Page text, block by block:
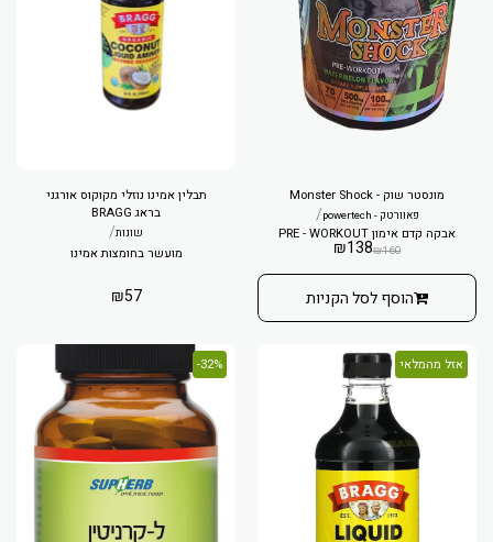
מונסטר שוק - Monster Shock
פאוורטק - powertech /
אבקה קדם אימון PRE - WORKOUT
₪160
₪138
הוסף לסל הקניות
תבלין אמינו נוזלי מקוקוס אורגני
בראג BRAGG
שונות/
מועשר בחומצות אמינו
₪57
אזל מהמלאי 32%-